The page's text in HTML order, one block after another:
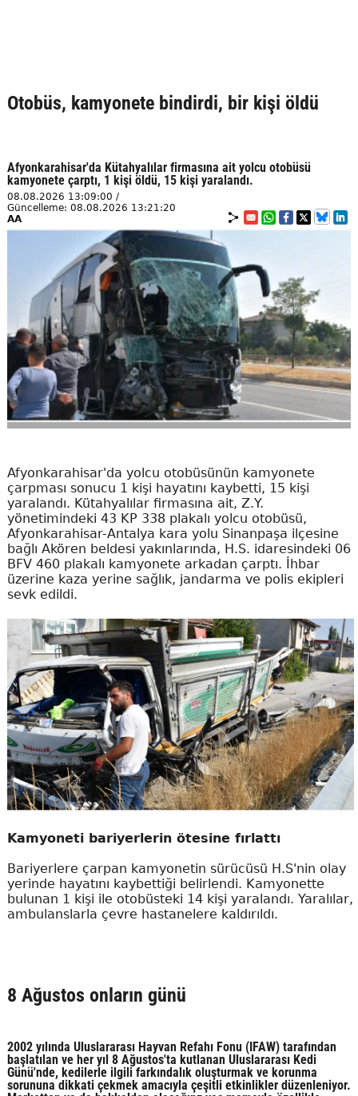
Otobüs, kamyonete bindirdi, bir kişi öldü
Afyonkarahisar'da Kütahyalılar firmasına ait yolcu otobüsü
kamyonete çarptı, 1 kişi öldü, 15 kişi yaralandı.
08.08.2026 13:09:00 /
Güncelleme: 08.08.2026 13:21:20
AA
Afyonkarahisar'da yolcu otobüsünün kamyonete
çarpması sonucu 1 kişi hayatını kaybetti, 15 kişi
yaralandı. Kütahyalılar firmasına ait, Z.Y.
yönetimindeki 43 KP 338 plakalı yolcu otobüsü,
Afyonkarahisar-Antalya kara yolu Sinanpaşa ilçesine
bağlı Akören beldesi yakınlarında, H.S. idaresindeki 06
BFV 460 plakalı kamyonete arkadan çarptı. İhbar
üzerine kaza yerine sağlık, jandarma ve polis ekipleri
sevk edildi.
Kamyoneti bariyerlerin ötesine fırlattı
Bariyerlere çarpan kamyonetin sürücüsü H.S'nin olay
yerinde hayatını kaybettiği belirlendi. Kamyonette
bulunan 1 kişi ile otobüsteki 14 kişi yaralandı. Yaralılar,
ambulanslarla çevre hastanelere kaldırıldı.
8 Ağustos onların günü
2002 yılında Uluslararası Hayvan Refahı Fonu (IFAW) tarafından
başlatılan ve her yıl 8 Ağustos'ta kutlanan Uluslararası Kedi
Günü'nde, kedilerle ilgili farkındalık oluşturmak ve korunma
sorununa dikkati çekmek amacıyla çeşitli etkinlikler düzenleniyor.